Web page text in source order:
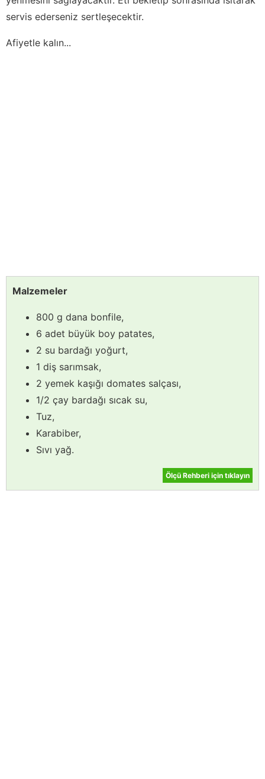
servis ederseniz sertleşecektir.
Afiyetle kalın...
Malzemeler
800 g dana bonfile,
6 adet büyük boy patates,
2 su bardağı yoğurt,
1 diş sarımsak,
2 yemek kaşığı domates salçası,
1/2 çay bardağı sıcak su,
Tuz,
Karabiber,
Sıvı yağ.
Ölçü Rehberi için tıklayın